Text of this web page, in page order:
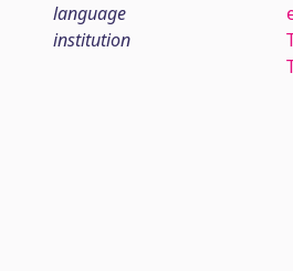
language
institution